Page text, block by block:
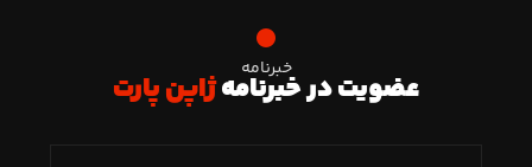
خبرنامه
عضویت در خبرنامهژاپن پارت